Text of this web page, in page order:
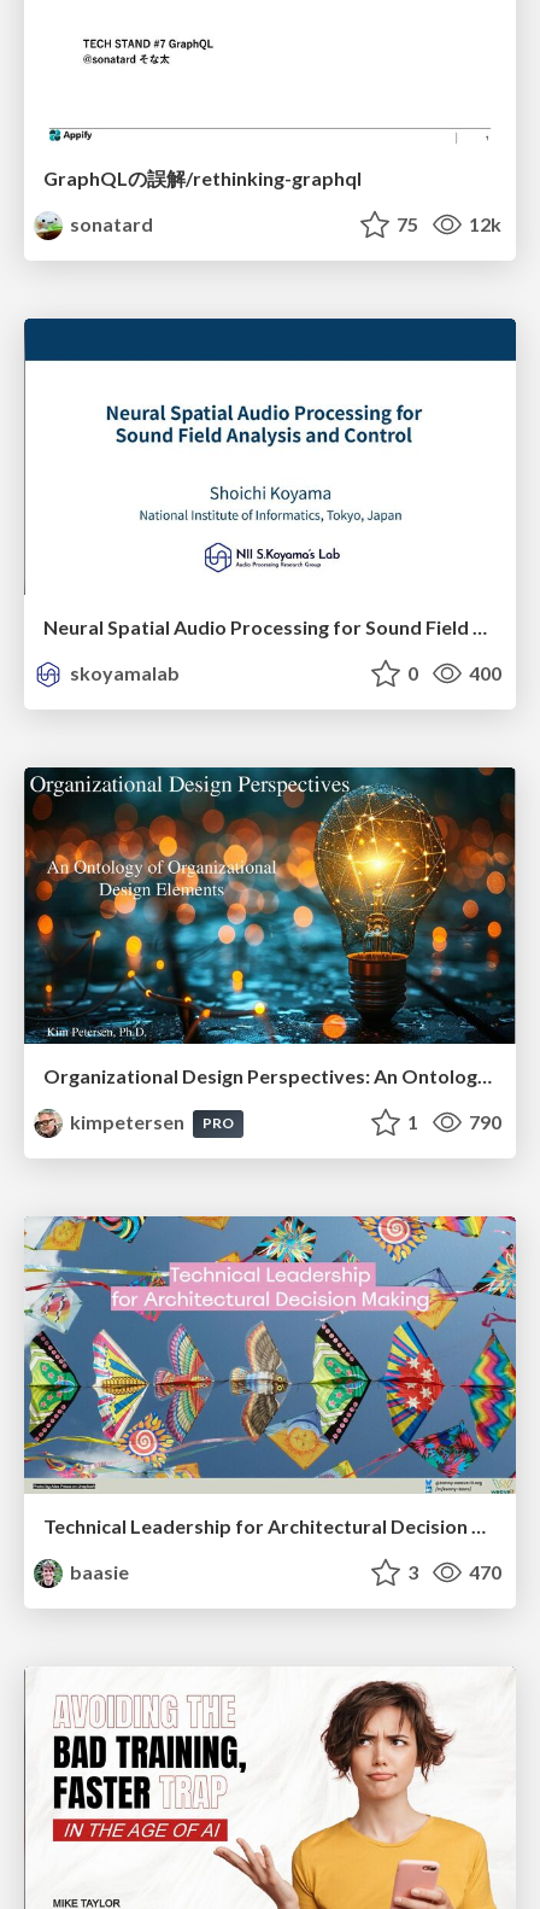
GraphQLの誤解/rethinking-graphql
sonatard
75 12k
Neural Spatial Audio Processing for Sound Field Analysis and Control
skoyamalab
0 400
Organizational Design Perspectives: An Ontology of Organizational Design Elements
kimpetersen
PRO 1 790
Technical Leadership for Architectural Decision Making
baasie
3 470